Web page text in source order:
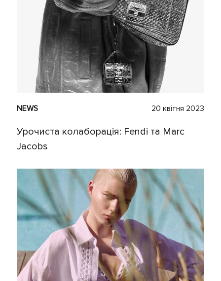
NEWS 20 квітня 2023
Урочиста колаборація: Fendi та Marc
Jacobs